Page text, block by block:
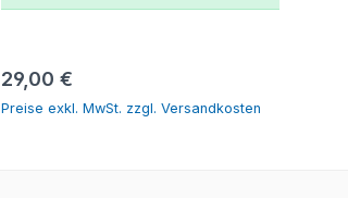
Regulärer Preis:
29,00 €
Preise exkl. MwSt. zzgl. Versandkosten